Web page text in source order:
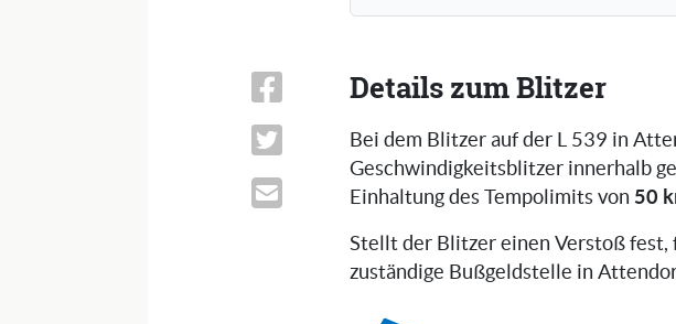
Details zum Blitzer
Bei dem Blitzer auf der L 539 in
Geschwindigkeitsblitzer innerhalb
Einhaltung des Tempolimits von50
Stellt der Blitzer einen Verstoß
zuständige Bußgeldstelle in